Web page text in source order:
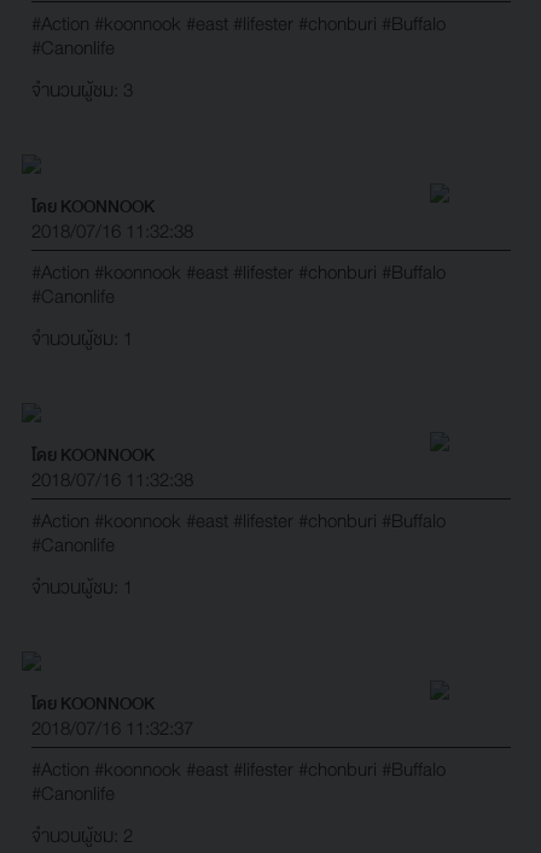
#Action #koonnook #east #lifester #chonburi #Buffalo
#Canonlife
จำนวนผู้ชม: 3
โดย KOONNOOK
2018/07/16 11:32:38
#Action #koonnook #east #lifester #chonburi #Buffalo
#Canonlife
จำนวนผู้ชม: 1
โดย KOONNOOK
2018/07/16 11:32:38
#Action #koonnook #east #lifester #chonburi #Buffalo
#Canonlife
จำนวนผู้ชม: 1
โดย KOONNOOK
2018/07/16 11:32:37
#Action #koonnook #east #lifester #chonburi #Buffalo
#Canonlife
จำนวนผู้ชม: 2